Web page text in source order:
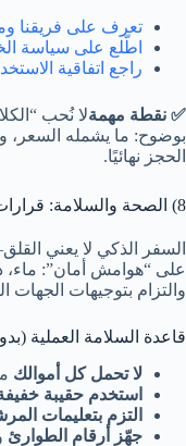
تعرف على فريقنا
اطّلع على سياسة
راجع اتفاقية
✅ نقطة مهمةلا نُحب
بوضوح: ما يشمله السعر،
الحجز نهائيًا.
8) الصحة والسلامة: قرارات صغيرة تصنع فرقًا كبيرًا 🩺🛡️
السفر الذكي لا يعني
على “هوامش أمان”: ماء،
والتزام بتوجيهات الجهات
قاعدة السلامة العملية
لا تحمل كل أموالك
استخدم حقيبة
التزم بتعليمات
جهّز أرقام الطوارئ